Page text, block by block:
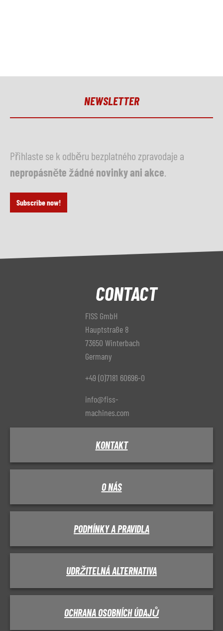
NEWSLETTER
Přihlaste se k odběru bezplatného zpravodaje a
nepropásněte žádné novinky ani akce
Subscribe now!
CONTACT
FISS GmbH
Hauptstraße 8
73650 Winterbach
Germany
+49 (0)7181 60696-0
info@fiss-
machines.com
KONTAKT
O NÁS
PODMÍNKY A PRAVIDLA
UDRŽITELNÁ ALTERNATIVA
OCHRANA OSOBNÍCH ÚDAJŮ